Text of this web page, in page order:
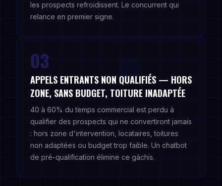
les prospects refroidissent. Le concurrent qui
relance en premier signe.
03
APPELS ENTRANTS NON QUALIFIÉS — HORS
ZONE, SANS BUDGET, TOITURE INADAPTÉE
40 à 60% du temps commercial est perdu à
qualifier des prospects qui ne convertiront jamais
: hors zone d'intervention, locataires, toitures
non adaptées ou budget trop faible. Un chatbot
de pré-qualification élimine ce gâchis.